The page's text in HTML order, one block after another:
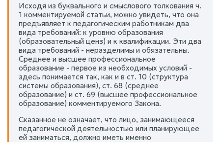
Исходя из буквального и смыслового толкования ч.
1 комментируемой статьи, можно увидеть, что она
предъявляет к педагогическим работникам два
вида требований: к уровню образования
(образовательный ценз) и к квалификации. Эти два
вида требований - неразделимы и обязательны.
Среднее и высшее профессиональное
образование - первое из необходимых условий -
здесь понимается так, как и в ст. 10 (структура
системы образования), ст. 68 (среднее
образование) и ст. 69 (высшее профессиональное
образование) комментируемого Закона.
Сказанное не означает, что лицо, занимающееся
педагогической деятельностью или планирующее
ей заниматься, должно иметь именно